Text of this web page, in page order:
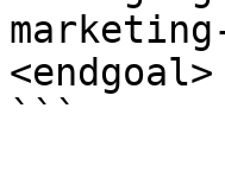
<endgoal>
```